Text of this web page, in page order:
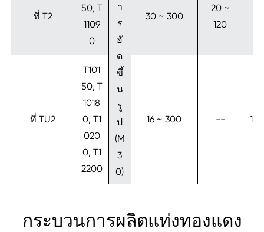
ที่ T2
50, T
1109
0
า
ร
อั
ด
ขึ้
น
รู
ป
(M
3
0)
30 ~ 300
20 ~
120
ที่ TU2
T101
50, T
1018
0, T1
020
0, T1
2200
16 ~ 300 -- 16
กระบวนการผลิตแท่งทองแดง